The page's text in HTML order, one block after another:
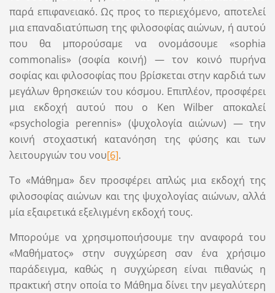
παρά επιφανειακό. Ως προς το περιεχόμενο, αποτελεί
μια επαναδιατύπωση της φιλοσοφίας αιώνων, ή αυτού
που θα μπορούσαμε να ονομάσουμε «sophia
commonalis» (σοφία κοινή) — τον κοινό πυρήνα
σοφίας και φιλοσοφίας που βρίσκεται στην καρδιά των
μεγάλων θρησκειών του κόσμου. Επιπλέον, προσφέρει
μια εκδοχή αυτού που ο Ken Wilber αποκαλεί
«psychologia perennis» (ψυχολογία αιώνων) — την
κοινή στοχαστική κατανόηση της φύσης και των
λειτουργιών του νου[6].
Το «Μάθημα» δεν προσφέρει απλώς μια εκδοχή της
φιλοσοφίας αιώνων και της ψυχολογίας αιώνων, αλλά
μία εξαιρετικά εξελιγμένη εκδοχή τους.
Μπορούμε να χρησιμοποιήσουμε την αναφορά του
«Μαθήματος» στην συγχώρεση σαν ένα χρήσιμο
παράδειγμα, καθώς η συγχώρεση είναι πιθανώς η
πρακτική στην οποία το Μάθημα δίνει την μεγαλύτερη